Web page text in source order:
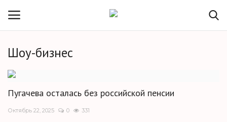
Войти
Правила и условия
В мире
Шоу-бизнес
Пугачева осталась без российской пенсии
Октябрь 22, 2025 0 331